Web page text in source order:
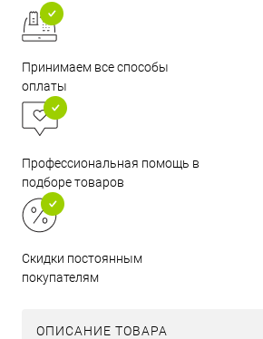
Принимаем все способы
оплаты
Профессиональная помощь в
подборе товаров
Скидки постоянным
покупателям
ОПИСАНИЕ ТОВАРА